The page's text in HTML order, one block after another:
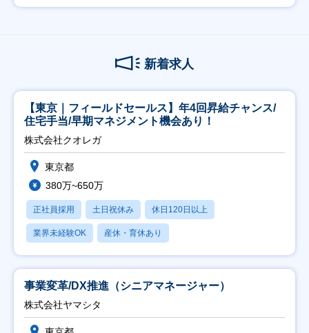
新着求人
【東京｜フィールドセールス】年4回昇給チャンス/
住宅手当/早期マネジメント機会あり！
株式会社クオレガ
東京都
380万~650万
正社員採用 土日祝休み 休日120日以上
業界未経験OK 産休・育休あり
事業変革/DX推進（シニアマネージャー）
株式会社ヤマシタ